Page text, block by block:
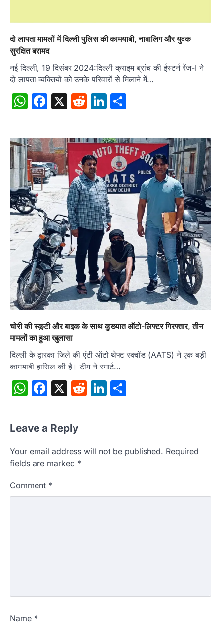
दो लापता मामलों में दिल्ली पुलिस की कामयाबी, नाबालिग और युवक
सुरक्षित बरामद
नई दिल्ली, 19 दिसंबर 2024:दिल्ली क्राइम ब्रांच की ईस्टर्न रेंज-I ने
दो लापता व्यक्तियों को उनके परिवारों से मिलाने में…
WhatsApp
Facebook
X RedditLinkedIn
चोरी की स्कूटी और बाइक के साथ कुख्यात ऑटो-लिफ्टर गिरफ्तार, तीन
मामलों का हुआ खुलासा
दिल्ली के द्वारका जिले की एंटी ऑटो थेफ्ट स्क्वॉड (AATS) ने एक बड़ी
कामयाबी हासिल की है। टीम ने स्मार्ट…
WhatsApp
Facebook
X RedditLinkedIn
Leave a Reply
Your email address will not be published. Required
fields are marked *
Comment *
Name *